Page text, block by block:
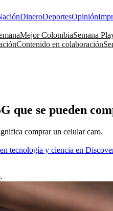
DineroDeportesOpinión
Mejor ColombiaSemana
Contenido en colaboración
que se pueden
comprar un celular caro.
tecnología y ciencia en